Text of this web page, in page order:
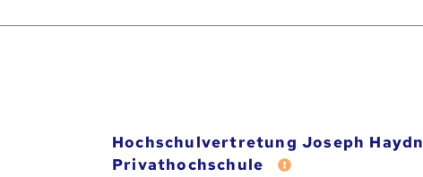
Hochschulvertretung Joseph Haydn
Privathochschule
Fehler melden